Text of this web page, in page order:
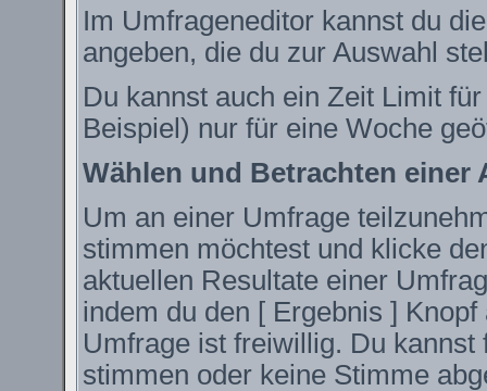
Im Umfrageneditor kannst du
angeben, die du zur Auswahl
Du kannst auch ein Zeit Limit
Beispiel) nur für eine Woche
Wählen und Betrachten einer
Um an einer Umfrage
stimmen möchtest und klicke
aktuellen Resultate einer
indem du den [ Ergebnis ]
Umfrage ist freiwillig. Du
stimmen oder keine Stimme